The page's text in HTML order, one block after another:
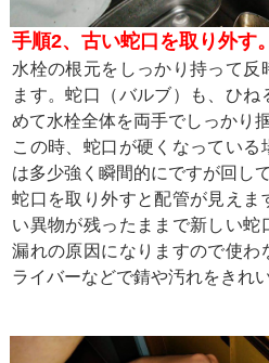
手順2、古い蛇口を取り外す。
水栓の根元をしっかり持って反
ます。蛇口（バルブ）も、ひ
めて水栓全体を両手でしっかり
この時、蛇口が硬くなってい
は多少強く瞬間的にですが回し
蛇口を取り外すと配管が見えま
い異物が残ったままで新しい蛇
漏れの原因になりますので使わ
ライバーなどで錆や汚れをきれ